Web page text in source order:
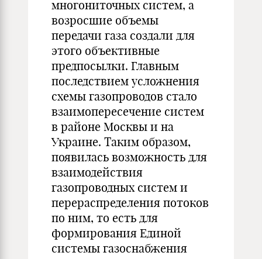
многониточных систем, а
возросшие объемы
передачи газа создали для
этого объективные
предпосылки. Главным
последствием усложнения
схемы газопроводов стало
взаимопересечение систем
в районе Москвы и на
Украине. Таким образом,
появилась возможность для
взаимодействия
газопроводных систем и
перераспределения потоков
по ним, то есть для
формирования Единой
системы газоснабжения